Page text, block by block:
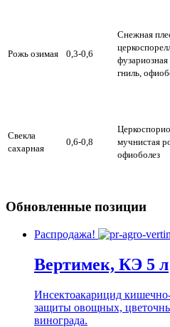
Рожь озимая 0,3-0,6
Снежная
фузариозная
гниль,
Свекла
сахарная
0,6-0,8
мучнистая
офиоболез
Обновленные позиции
Распродажа!
Вертимек, КЭ 5 л
Инсектоакарицид
защиты овощных,
винограда.